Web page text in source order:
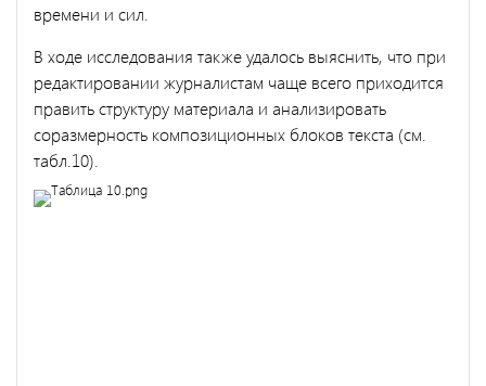
времени и сил.
В ходе исследования также удалось выяснить, что при
редактировании журналистам чаще всего приходится
править структуру материала и анализировать
соразмерность композиционных блоков текста (см.
табл.10).